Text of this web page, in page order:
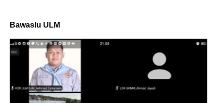
Bawaslu ULM